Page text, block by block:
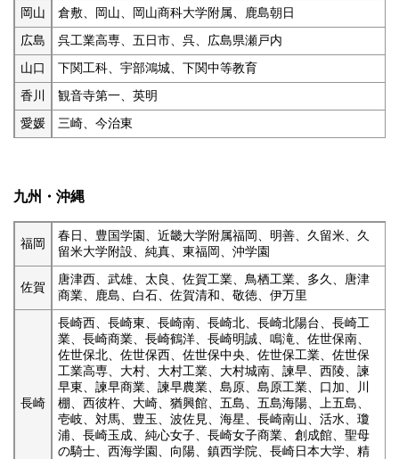
岡山 倉敷、岡山、岡山商科大学附属、鹿島朝日
広島 呉工業高専、五日市、呉、広島県瀬戸内
山口 下関工科、宇部鴻城、下関中等教育
香川 観音寺第一、英明
愛媛 三崎、今治東
九州・沖縄
福岡
春日、豊国学園、近畿大学附属福岡、明善、久留米、久
留米大学附設、純真、東福岡、沖学園
佐賀
唐津西、武雄、太良、佐賀工業、鳥栖工業、多久、唐津
商業、鹿島、白石、佐賀清和、敬徳、伊万里
長崎
長崎西、長崎東、長崎南、長崎北、長崎北陽台、長崎工
業、長崎商業、長崎鶴洋、長崎明誠、鳴滝、佐世保南、
佐世保北、佐世保西、佐世保中央、佐世保工業、佐世保
工業高専、大村、大村工業、大村城南、諫早、西陵、諫
早東、諫早商業、諫早農業、島原、島原工業、口加、川
棚、西彼杵、大崎、猶興館、五島、五島海陽、上五島、
壱岐、対馬、豊玉、波佐見、海星、長崎南山、活水、瓊
浦、長崎玉成、純心女子、長崎女子商業、創成館、聖母
の騎士、西海学園、向陽、鎮西学院、長崎日本大学、精